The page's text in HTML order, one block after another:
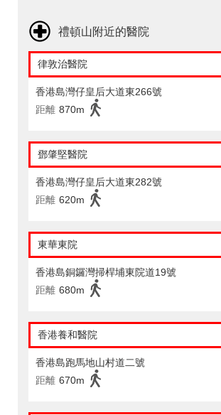
禮頓山附近的醫院
律敦治醫院
香港島灣仔皇后大道東266號
距離 870m
鄧肇堅醫院
香港島灣仔皇后大道東282號
距離 620m
東華東院
香港島銅鑼灣掃桿埔東院道19號
距離 680m
香港養和醫院
香港島跑馬地山村道二號
距離 670m